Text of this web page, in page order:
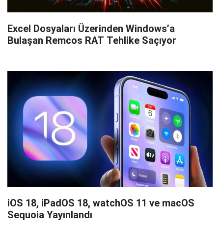
Excel Dosyaları Üzerinden Windows’a
Bulaşan Remcos RAT Tehlike Saçıyor
iOS 18, iPadOS 18, watchOS 11 ve macOS
Sequoia Yayınlandı